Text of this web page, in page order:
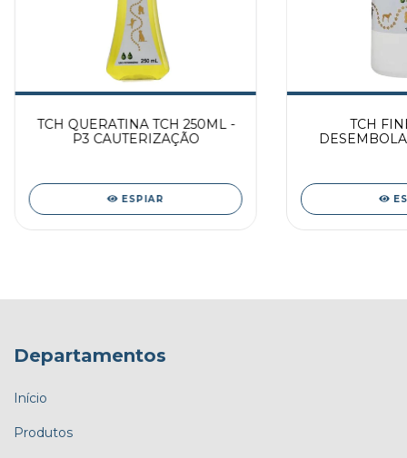
TCH QUERATINA TCH 250ML -
P3 CAUTERIZAÇÃO
ESPIAR
TCH
Departamentos
Início
Produtos